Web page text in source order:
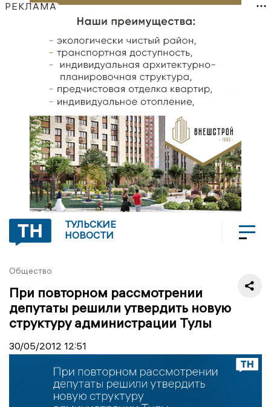
РЕКЛАМА
ТУЛЬСКИЕ
НОВОСТИ
Общество
При повторном рассмотрении
депутаты решили утвердить новую
структуру администрации Тулы
30/05/2012 12:51